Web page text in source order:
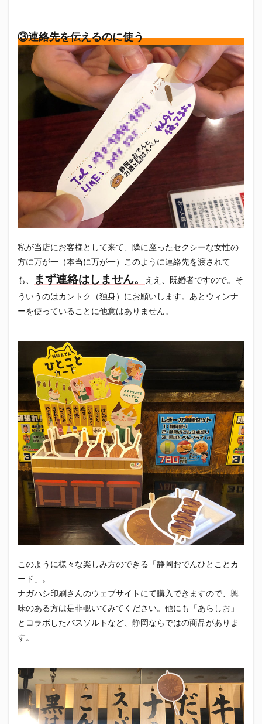
③連絡先を伝えるのに使う
私が当店にお客様として来て、隣に座ったセクシーな女性の
方に万が一（本当に万が一）このように連絡先を渡されて
も、
まず連絡はしません。
ええ、既婚者ですので。そ
ういうのはカントク（独身）にお願いします。あとウィンナ
ーを使っていることに他意はありません。
このように様々な楽しみ方のできる「静岡おでんひとことカ
ード」。
ナガハシ印刷さんのウェブサイトにて購入できますので、興
味のある方は是非覗いてみてください。他にも「あらしお」
とコラボしたバスソルトなど、静岡ならではの商品がありま
す。